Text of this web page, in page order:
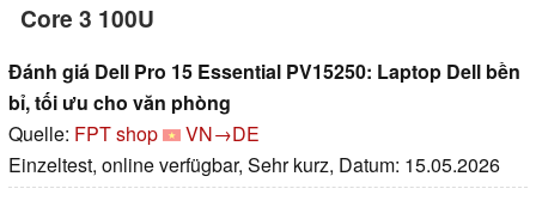
Core 3 100U
Đánh giá Dell Pro 15 Essential PV15250: Laptop Dell bền
bỉ, tối ưu cho văn phòng
Quelle: FPT shop
VN→DE
Einzeltest, online verfügbar, Sehr kurz, Datum: 15.05.2026